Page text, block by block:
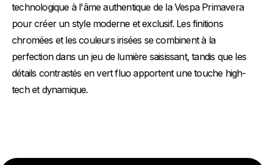
technologique à l'âme authentique de la Vespa Primavera
pour créer un style moderne et exclusif. Les finitions
chromées et les couleurs irisées se combinent à la
perfection dans un jeu de lumière saisissant, tandis que les
détails contrastés en vert fluo apportent une touche high-
tech et dynamique.